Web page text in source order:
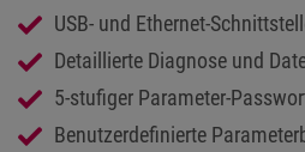
USB- und Ethernet-
Detaillierte Diagnose und
5-stufiger Parameter-
Benutzerdefinierte